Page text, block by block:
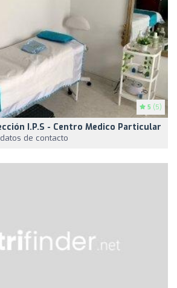
5 (5)
I.p.s - Centro Medico Particular
de contacto